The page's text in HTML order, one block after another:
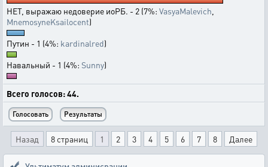
НЕТ, выражаю недоверие иоРБ. - 2 (7%: VasyaMalevich
MnemosyneKsailocent)
Путин - 1 (4%: kardinalred)
Навальный - 1 (4%: Sunny)
Всего голосов: 44.
Назад 8 страниц 1 2 3 4 5 6 7 8 Далее